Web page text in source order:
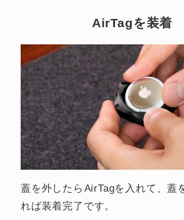
AirTagを装着
蓋を外したらAirTagを入れて、蓋
れば装着完了です。